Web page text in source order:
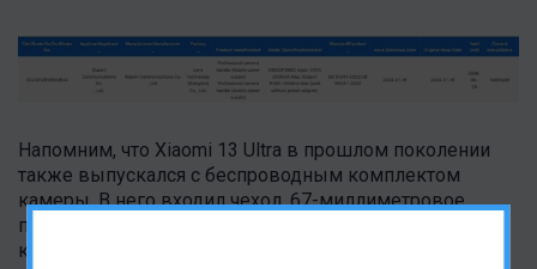
Напомним, что Xiaomi 13 Ultra в прошлом поколении
также выпускался с беспроводным комплектом
камеры. В него входил чехол, 67-миллиметровое
переходное кольцо, ручка камеры со встроенной
кнопкой спуска затвора и крышка объектива. Эта